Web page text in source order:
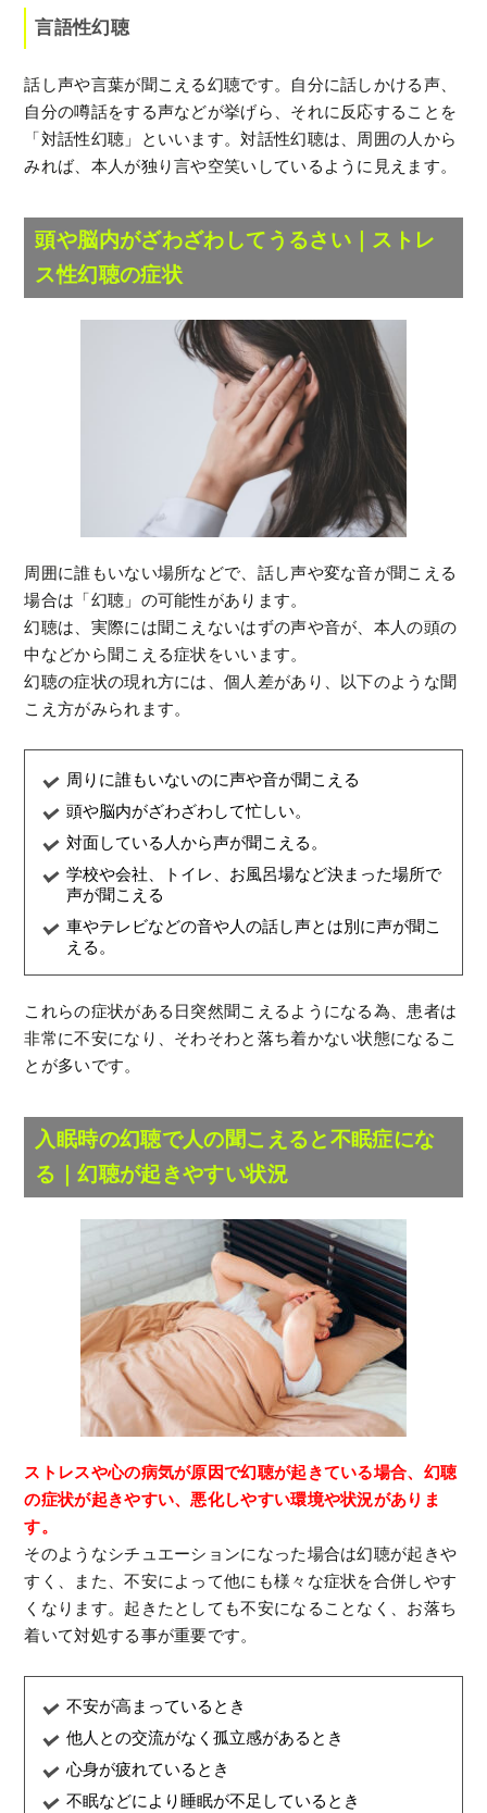
言語性幻聴
話し声や言葉が聞こえる幻聴です。自分に話しかける声、
自分の噂話をする声などが挙げら、それに反応することを
「対話性幻聴」といいます。対話性幻聴は、周囲の人から
みれば、本人が独り言や空笑いしているように見えます。
頭や脳内がざわざわしてうるさい｜ストレ
ス性幻聴の症状
周囲に誰もいない場所などで、話し声や変な音が聞こえる
場合は「幻聴」の可能性があります。
幻聴は、実際には聞こえないはずの声や音が、本人の頭の
中などから聞こえる症状をいいます。
幻聴の症状の現れ方には、個人差があり、以下のような聞
こえ方がみられます。
周りに誰もいないのに声や音が聞こえる
頭や脳内がざわざわして忙しい。
対面している人から声が聞こえる。
学校や会社、トイレ、お風呂場など決まった場所で
声が聞こえる
車やテレビなどの音や人の話し声とは別に声が聞こ
える。
これらの症状がある日突然聞こえるようになる為、患者は
非常に不安になり、そわそわと落ち着かない状態になるこ
とが多いです。
入眠時の幻聴で人の聞こえると不眠症にな
る｜幻聴が起きやすい状況
ストレスや心の病気が原因で幻聴が起きている場合、幻聴
の症状が起きやすい、悪化しやすい環境や状況がありま
す。
そのようなシチュエーションになった場合は幻聴が起きや
すく、また、不安によって他にも様々な症状を合併しやす
くなります。起きたとしても不安になることなく、お落ち
着いて対処する事が重要です。
不安が高まっているとき
他人との交流がなく孤立感があるとき
心身が疲れているとき
不眠などにより睡眠が不足しているとき